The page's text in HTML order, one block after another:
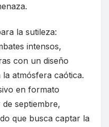
la sutileza:
intensos,
con un diseño
atmósfera caótica.
en formato
septiembre,
que busca captar la